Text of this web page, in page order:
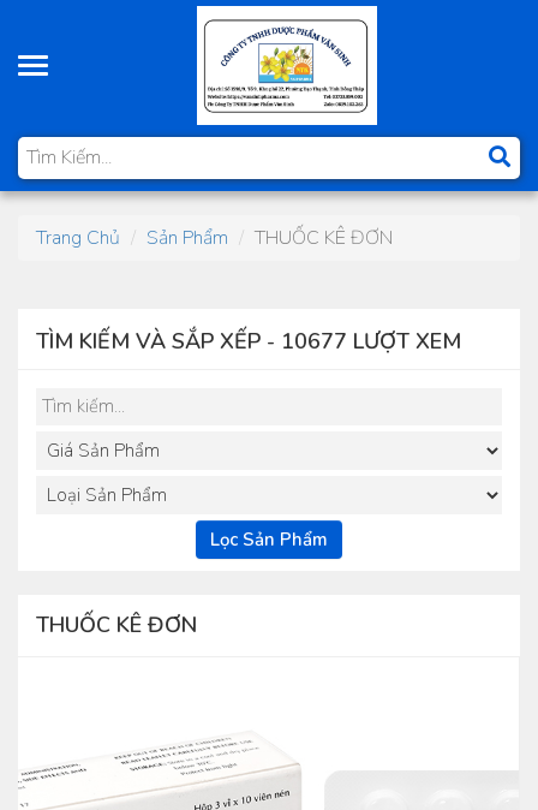
Toggle
Trang Chủ Sản Phẩm THUỐC KÊ ĐƠN
TÌM KIẾM VÀ SẮP XẾP - 10677 LƯỢT XEM
Lọc Sản Phẩm
THUỐC KÊ ĐƠN